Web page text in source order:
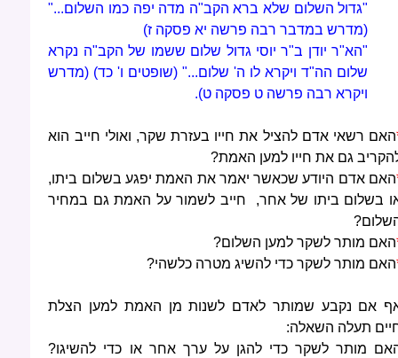
"גדול השלום שלא ברא הקב"ה מדה יפה כמו השלום..."
(מדרש במדבר רבה פרשה יא פסקה ז)
"הא"ר יודן ב"ר יוסי גדול שלום ששמו של הקב"ה נקרא
שלום הה"ד ויקרא לו ה' שלום..." (שופטים ו' כד) (מדרש
ויקרא רבה פרשה ט פסקה ט).
האם רשאי אדם להציל את חייו בעזרת שקר, ואולי חייב הוא
גם את חייו למען האמת?
האם אדם היודע שכאשר יאמר את האמת יפגע בשלום ביתו,
בשלום ביתו של אחר, חייב לשמור על האמת גם במחיר
האם מותר לשקר למען השלום?
האם מותר לשקר כדי להשיג מטרה כלשהי?
אם נקבע שמותר לאדם לשנות מן האמת למען הצלת
תעלה השאלה:
מותר לשקר כדי להגן על ערך אחר או כדי להשיגו?